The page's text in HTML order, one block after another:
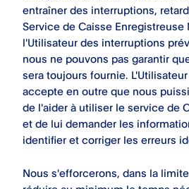
entraîner des interruptions,
Service de Caisse Enregistreuse
l'Utilisateur des interruptions
nous ne pouvons pas garantir
sera toujours fournie.
accepte en outre que nous
de l'aider à utiliser le service de
et de lui demander les
identifier et corriger les erreurs
Nous s'efforcerons, dans la